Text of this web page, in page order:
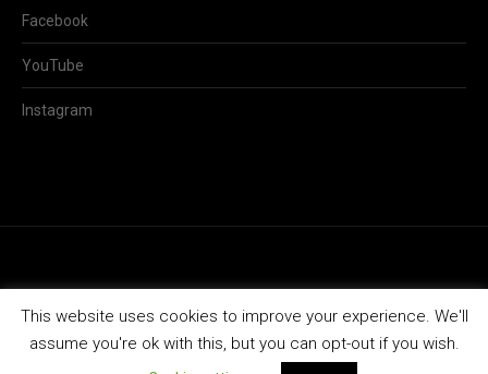
Facebook
YouTube
Instagram
Privacybeleid/ © 2026 Grote Zangers
This website uses cookies to improve your experience. We'll
assume you're ok with this, but you can opt-out if you wish.